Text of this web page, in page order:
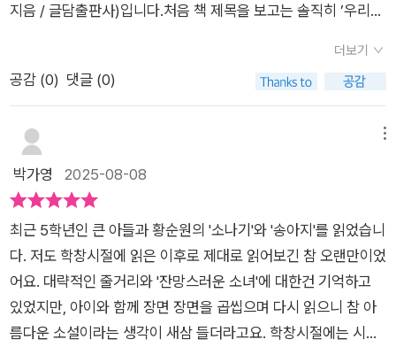
지음 / 글담출판사)입니다.​처음 책 제목을 보고는 솔직히 ’우리문
그런데 막상 읽어보니, 이 책은 단순히 문학작품을 소개하는 데
그치지 않고, 우리 문학을 ‘왜’ 읽어야 하는지, ‘어떻게’ 읽으면 좋
몰랐던, 아니 애써 외면했던 ‘우리 문학’의 매력​책은 총 5장으로
구성되어 있어요.1장에서는 ‘문학이란 무엇인가’라는 질문에서
시작해, 우리가 왜 문학을 읽어야 하는지, 특히 우리 문학을 읽을
에서는 시대별 문학작품들을 소개하면서, 작품의 핵심 메시지, 작
가의 의도, 시대적 배경을 짚어주고, 10대 눈높이에 맞는 질문과
해석을 곁들입니다. 어렵지 않으면서도 깊이 있는 해설이라, 문학
을 처음 접하는 학생들도 충분히 흥미를 가질 수 있어요.​특히 좋
았던 점은 작품 해설에 ‘나의 생각을 펼치는 질문’이 따라붙는 구
더보기
공감 (0) 댓글 (0)
박가영 2025-08-08
최근 5학년인 큰 아들과 황순원의 '소나기'와 '송아지'를 읽었습니
다. 저도 학창시절에 읽은 이후로 제대로 읽어보긴 참 오랜만이었
어요. 대략적인 줄거리와 '잔망스러운 소녀'에 대한건 기억하고
있었지만, 아이와 함께 장면 장면을 곱씹으며 다시 읽으니 참 아
름다운 소설이라는 생각이 새삼 들더라고요. 학창시절에는 시험